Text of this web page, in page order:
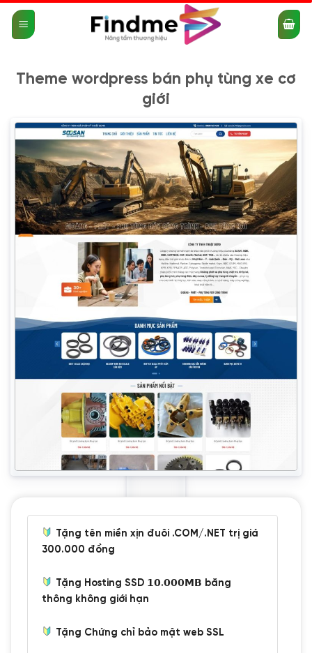
qua
nội
Theme wordpress bán phụ tùng xe cơ
giới
Tặng tên miền xịn đuôi .COM/.NET trị giá
300.000 đồng
Tặng Hosting SSD 𝟭𝟬.𝟬𝟬𝟬𝗠𝗕 băng
thông không giới hạn
Tặng Chứng chỉ bảo mật web SSL